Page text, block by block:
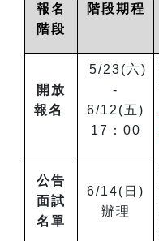
報名
階段
階段期程
開放
報名
5/23(六)
-
6/12(五)
17：00
公告
面試
名單
6/14(日)
辦理